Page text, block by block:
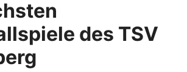
des TSV